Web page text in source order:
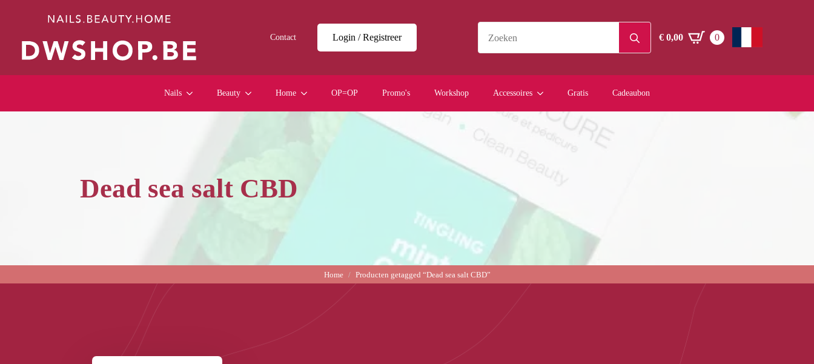
Contact Login / Registreer
for:€0,00 0
Nails Beauty Home OP=OP Promo's Workshop Accessoires Gratis Cadeaubon
Dead sea salt CBD
Home Producten getagged “Dead sea salt CBD”